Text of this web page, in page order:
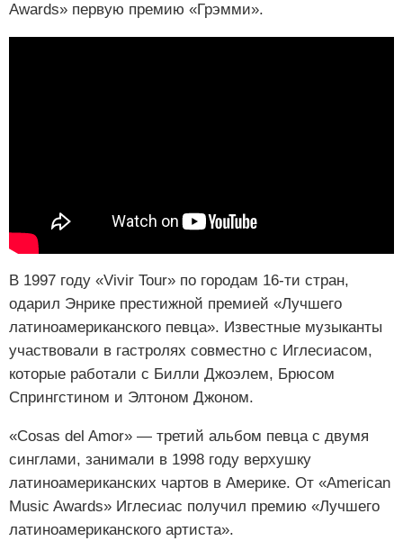
Awards» первую премию «Грэмми».
В 1997 году «Vivir Tour» по городам 16-ти стран,
одарил Энрике престижной премией «Лучшего
латиноамериканского певца». Известные музыканты
участвовали в гастролях совместно с Иглесиасом,
которые работали с Билли Джоэлем, Брюсом
Спрингстином и Элтоном Джоном.
«Cosas del Amor» — третий альбом певца с двумя
синглами, занимали в 1998 году верхушку
латиноамериканских чартов в Америке. От «American
Music Awards» Иглесиас получил премию «Лучшего
латиноамериканского артиста».